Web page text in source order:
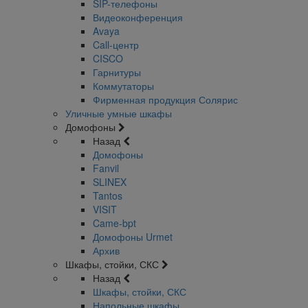
SIP-телефоны
Видеоконференция
Avaya
Call-центр
CISCO
Гарнитуры
Коммутаторы
Фирменная продукция Солярис
Уличные умные шкафы
Домофоны
Назад
Домофоны
Fanvil
SLINEX
Tantos
VISIT
Came-bpt
Домофоны Urmet
Архив
Шкафы, стойки, СКС
Назад
Шкафы, стойки, СКС
Напольные шкафы